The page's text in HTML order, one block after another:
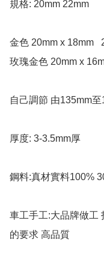
規格: 20mm 22mm
金色 20mm x 18mm
玫瑰金色 20mm x
自己調節 由135mm
厚度: 3-3.5mm厚
鋼料:真材實料100%
車工手工:大品牌做工
的要求 高品質